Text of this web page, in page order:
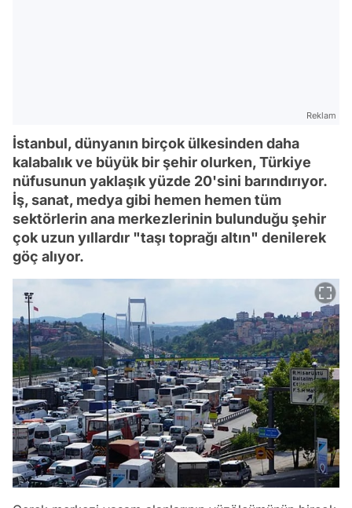
Reklam
İstanbul, dünyanın birçok ülkesinden daha
kalabalık ve büyük bir şehir olurken, Türkiye
nüfusunun yaklaşık yüzde 20'sini barındırıyor.
İş, sanat, medya gibi hemen hemen tüm
sektörlerin ana merkezlerinin bulunduğu şehir
çok uzun yıllardır "taşı toprağı altın" denilerek
göç alıyor.